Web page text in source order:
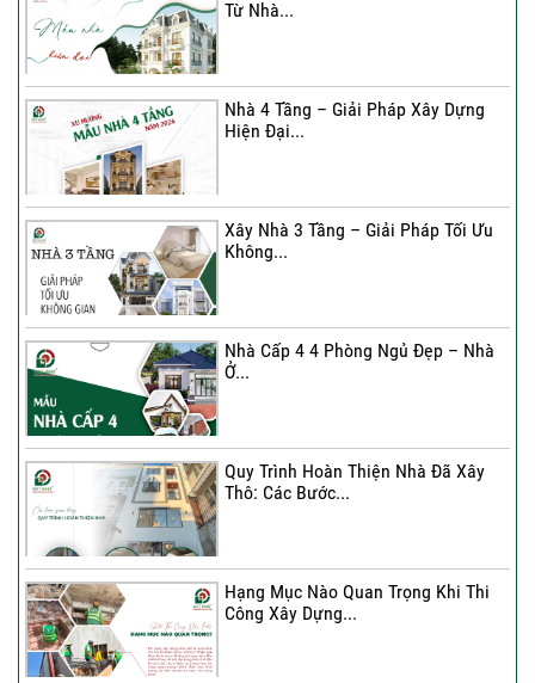
Từ Nhà...
Nhà 4 Tầng – Giải Pháp Xây Dựng
Hiện Đại...
Xây Nhà 3 Tầng – Giải Pháp Tối Ưu
Không...
Nhà Cấp 4 4 Phòng Ngủ Đẹp – Nhà
Ở...
Quy Trình Hoàn Thiện Nhà Đã Xây
Thô: Các Bước...
Hạng Mục Nào Quan Trọng Khi Thi
Công Xây Dựng...